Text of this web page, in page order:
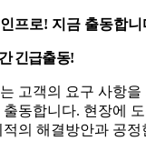
프로! 지금 출동합니
긴급출동!
고객의 요구 사항
출동합니다. 현장에
적의 해결방안과 공